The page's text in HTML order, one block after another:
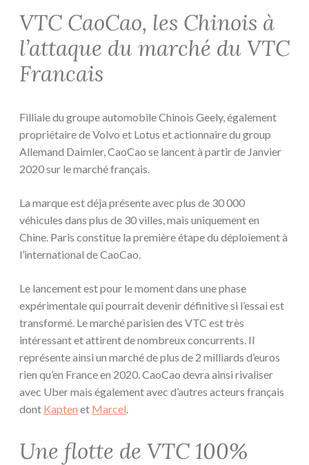
VTC CaoCao, les Chinois à
l’attaque du marché du VTC
Francais
Filliale du groupe automobile Chinois Geely, également
propriétaire de Volvo et Lotus et actionnaire du group
Allemand Daimler, CaoCao se lancent à partir de Janvier
2020 sur le marché français.
La marque est déja présente avec plus de 30 000
véhicules dans plus de 30 villes, mais uniquement en
Chine. Paris constitue la première étape du déploiement à
l’international de CaoCao.
Le lancement est pour le moment dans une phase
expérimentale qui pourrait devenir définitive si l’essai est
transformé. Le marché parisien des VTC est très
intéressant et attirent de nombreux concurrents. Il
représente ainsi un marché de plus de 2 milliards d’euros
rien qu’en France en 2020. CaoCao devra ainsi rivaliser
avec Uber mais également avec d’autres acteurs français
dont Kapten et Marcel.
Une flotte de VTC 100%